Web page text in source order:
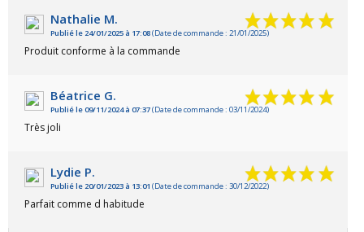
Nathalie M.
Publié le 24/01/2025 à 17:08(Date de commande : 21/01/2025)
Produit conforme à la commande
Béatrice G.
Publié le 09/11/2024 à 07:37(Date de commande : 03/11/2024)
Très joli
Lydie P.
Publié le 20/01/2023 à 13:01 (Date de commande : 30/12/2022)
Parfait comme d habitude